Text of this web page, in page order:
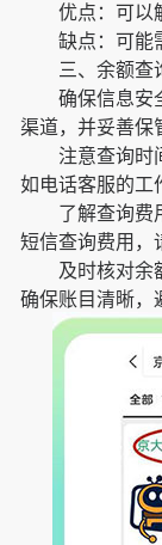
优点：可以解
缺点：可能需
三、余额查
确保信息安全
渠道，并妥善保
注意查询时间
如电话客服的工
了解查询费用
短信查询费用，
及时核对余额
确保账目清晰，